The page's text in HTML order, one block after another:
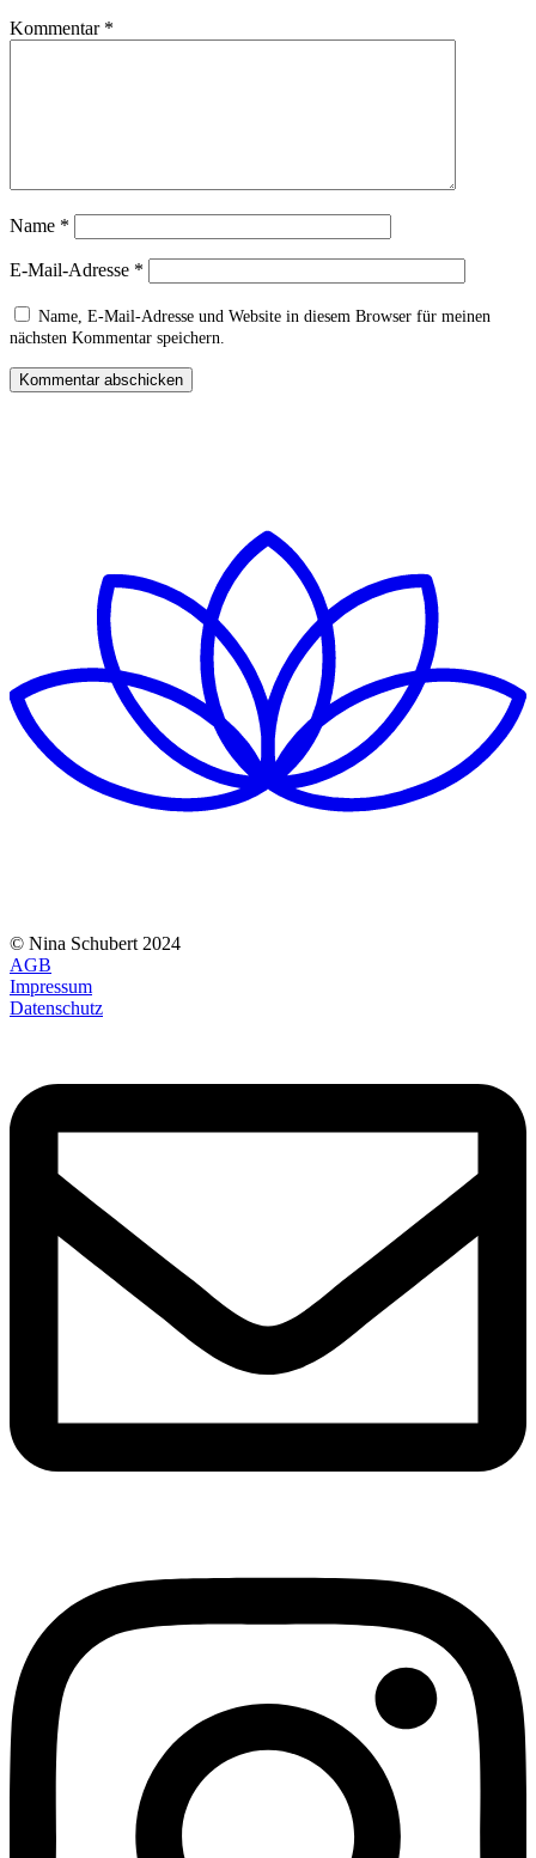
Kommentar *
Name *
E-Mail-Adresse *
Name, E-Mail-Adresse und Website in diesem Browser für meinen
nächsten Kommentar speichern.
© Nina Schubert 2024
AGB
Impressum
Datenschutz